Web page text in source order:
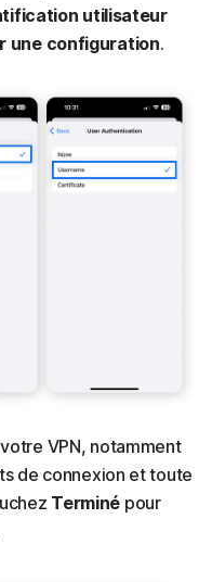
utilisateur
une configuration.
VPN, notamment
de connexion et toute
Terminé pour